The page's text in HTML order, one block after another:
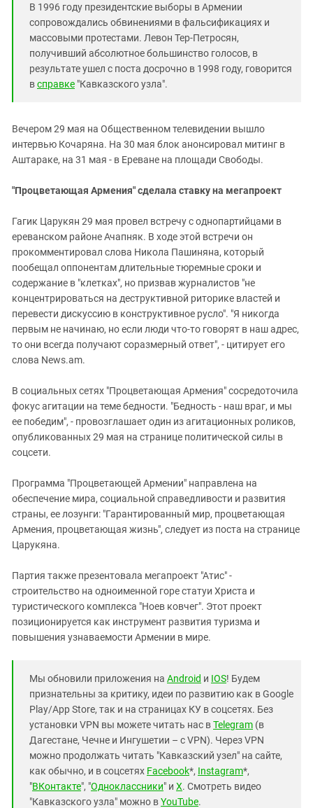
В 1996 году президентские выборы в Армении
сопровождались обвинениями в фальсификациях и
массовыми протестами. Левон Тер-Петросян,
получивший абсолютное большинство голосов, в
результате ушел с поста досрочно в 1998 году, говорится
всправке "Кавказского узла".
Вечером 29 мая на Общественном телевидении вышло
интервью Кочаряна. На 30 мая блок анонсировал митинг в
Аштараке, на 31 мая - в Ереване на площади Свободы.
"Процветающая Армения" сделала ставку на мегапроект
Гагик Царукян 29 мая провел встречу с однопартийцами в
ереванском районе Ачапняк. В ходе этой встречи он
прокомментировал слова Никола Пашиняна, который
пообещал оппонентам длительные тюремные сроки и
содержание в "клетках", но призвав журналистов "не
концентрироваться на деструктивной риторике властей и
перевести дискуссию в конструктивное русло". "Я никогда
первым не начинаю, но если люди что-то говорят в наш адрес,
то они всегда получают соразмерный ответ", - цитирует его
слова News.am.
В социальных сетях "Процветающая Армения" сосредоточила
фокус агитации на теме бедности. "Бедность - наш враг, и мы
ее победим", - провозглашает один из агитационных роликов,
опубликованных 29 мая на странице политической силы в
соцсети.
Программа "Процветающей Армении" направлена на
обеспечение мира, социальной справедливости и развития
страны, ее лозунги: "Гарантированный мир, процветающая
Армения, процветающая жизнь", следует из поста на странице
Царукяна.
Партия также презентовала мегапроект "Атис" -
строительство на одноименной горе статуи Христа и
туристического комплекса "Ноев ковчег". Этот проект
позиционируется как инструмент развития туризма и
повышения узнаваемости Армении в мире.
Мы обновили приложения на Android и IOS! Будем
признательны за критику, идеи по развитию как в Google
Play/App Store, так и на страницах КУ в соцсетях. Без
установки VPN вы можете читать нас вTelegram (в
Дагестане, Чечне и Ингушетии – с VPN). Через VPN
можно продолжать читать "Кавказский узел" на сайте,
как обычно, и в соцсетях Facebook*, Instagram*,
"ВКонтакте", "Одноклассники" и X. Смотреть видео
"Кавказского узла" можно вYouTube.